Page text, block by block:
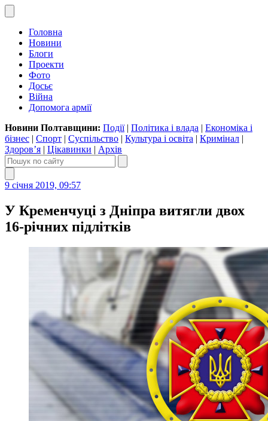
Головна
Новини
Блоги
Проекти
Фото
Досьє
Війна
Допомога армії
Новини Полтавщини: Події| Політика і влада | Економіка і
бізнес | Спорт | Суспільство | Культура і освіта | Кримінал |
Здоров’я | Цікавинки | Архів
9 січня 2019, 09:57
У Кременчуці з Дніпра витягли двох
16-річних підлітків